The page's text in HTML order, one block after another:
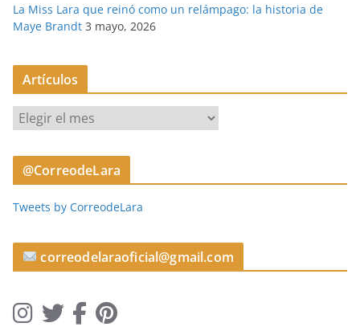
La Miss Lara que reinó como un relámpago: la historia de
Maye Brandt 3 mayo, 2026
Artículos
r
t
u
s
@CorreodeLara
Tweets by CorreodeLara
correodelaraoficial@gmail.com